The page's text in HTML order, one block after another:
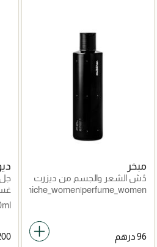
مبخر
دُش الشعر والجسم من ديزرت
نايتس
جل
200ml